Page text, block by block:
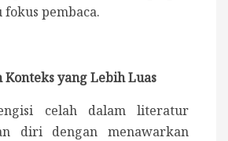
pembaca.
yang Lebih Luas
celah dalam literatur
diri dengan menawarkan